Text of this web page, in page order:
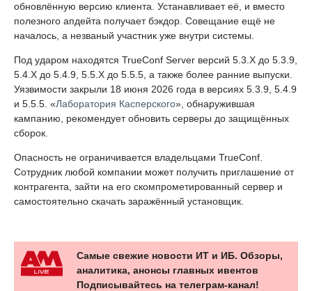
обновлённую версию клиента. Устанавливает её, и вместо
полезного апдейта получает бэкдор. Совещание ещё не
началось, а незваный участник уже внутри системы.
Под ударом находятся TrueConf Server версий 5.3.X до 5.3.9,
5.4.X до 5.4.9, 5.5.X до 5.5.5, а также более ранние выпуски.
Уязвимости закрыли 18 июня 2026 года в версиях 5.3.9, 5.4.9
и 5.5.5. «Лаборатория Касперского», обнаружившая
кампанию, рекомендует обновить серверы до защищённых
сборок.
Опасность не ограничивается владельцами TrueConf.
Сотрудник любой компании может получить приглашение от
контрагента, зайти на его скомпрометированный сервер и
самостоятельно скачать заражённый установщик.
Самые свежие новости ИТ и ИБ. Обзоры,
аналитика, анонсы главных ивентов
Подписывайтесь на телеграм-канал!